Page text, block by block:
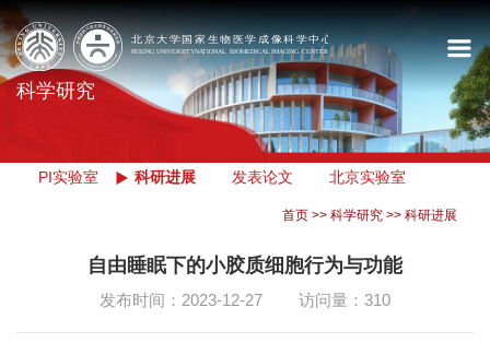
科学研究
PI实验室 科研进展 发表论文 北京实验室
首页 >> 科学研究 >> 科研进展
自由睡眠下的小胶质细胞行为与功能
发布时间：2023-12-27 访问量： 310